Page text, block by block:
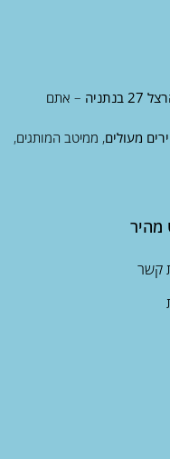
27 בנתניה
– אתם
מעולים, ממיטב המותגים,
מהיר
קשר